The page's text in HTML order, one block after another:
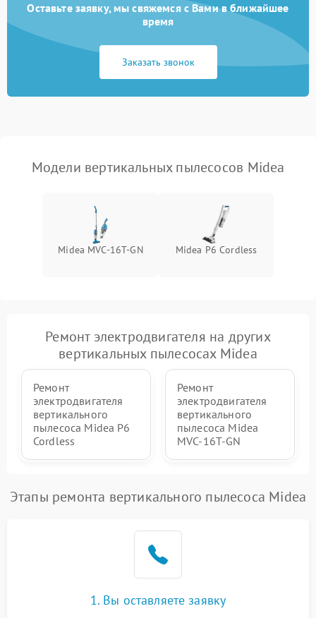
Неисправность системы
1000 ₽ Подробнее →
Неисправность системы
1000 ₽
Поломка системы
управления
1500 ₽ Подробнее →
Поломка системы
освещения (если есть)
Подробнее →
Повреждение внутренних
500 ₽ Подробнее →
Повреждение системы
защиты от короткого
замыкания
1500 ₽ Подробнее →
Оставьте заявку, мы свяжемся с Вами в ближайшее
время
Заказать звонок
Модели вертикальных пылесосов Midea
Midea MVC-16T-GN Midea P6 Cordless
Ремонт электродвигателя на других
вертикальных пылесосах Midea
Ремонт
электродвигателя
вертикального
пылесоса Midea P6
Cordless
Ремонт
электродвигателя
вертикального
пылесоса Midea
MVC-16T-GN
Этапы ремонта вертикального пылесоса Midea
1. Вы оставляете заявку